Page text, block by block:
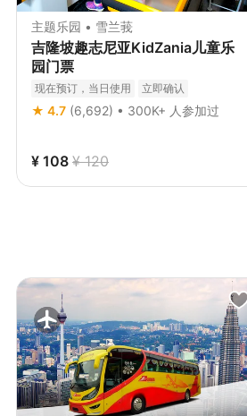
主题乐园 • 雪兰莪
吉隆坡趣志尼亚KidZania儿童乐
园门票
现在预订，当日使用 立即确认
★ 4.7 (6,692) • 300K+ 人参加过
¥ 108 ¥ 120